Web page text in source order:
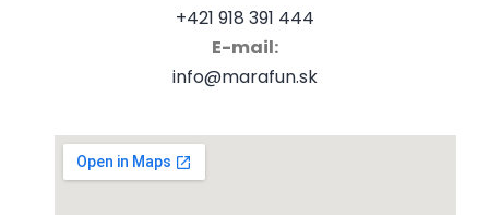
+421 918 391 444
E-mail:
info@marafun.sk